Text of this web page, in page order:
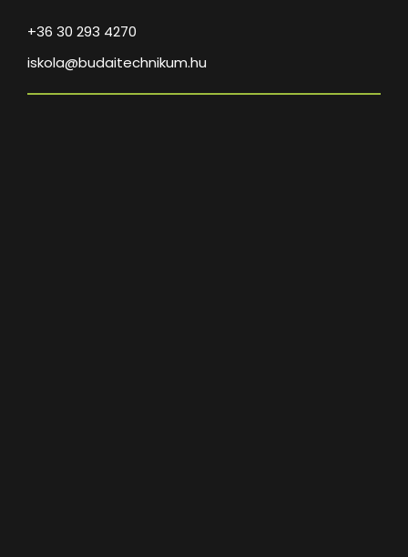
+36 30 293 4270
iskola@budaitechnikum.hu